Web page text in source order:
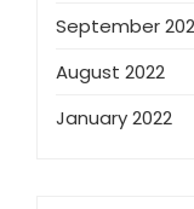
September
August 2022
January 2022